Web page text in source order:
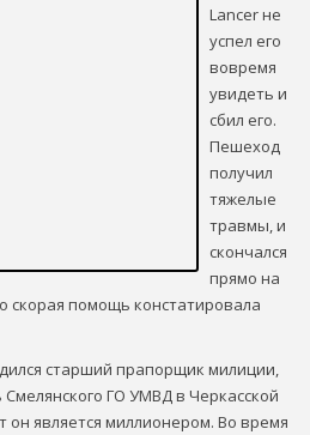
Lancer не
успел его
вовремя
увидеть и
сбил его.
Пешеход
получил
тяжелые
травмы, и
скончался
прямо на
скорая помощь констатировала
старший прапорщик милиции,
ГО УМВД в Черкасской
является миллионером. Во время